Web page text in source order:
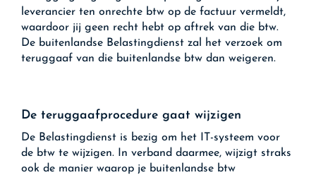
leverancier ten onrechte btw op de factuur vermeldt,
waardoor jij geen recht hebt op aftrek van die btw.
De buitenlandse Belastingdienst zal het verzoek om
teruggaaf van die buitenlandse btw dan weigeren.
De teruggaafprocedure gaat wijzigen
De Belastingdienst is bezig om het IT-systeem voor
de btw te wijzigen. In verband daarmee, wijzigt straks
ook de manier waarop je buitenlandse btw